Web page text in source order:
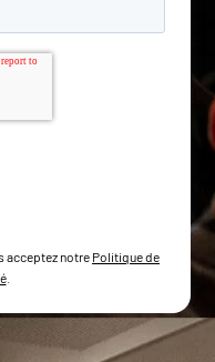
acceptez notre Politique de
.